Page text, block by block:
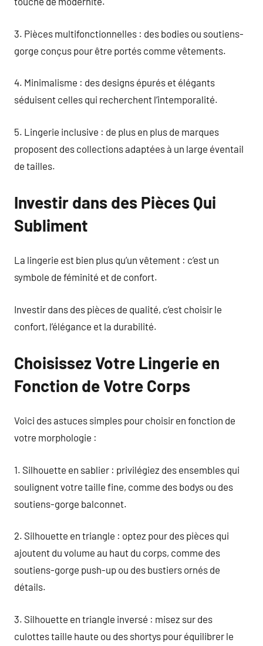
3. Pièces multifonctionnelles : des bodies ou soutiens-
gorge conçus pour être portés comme vêtements.
4. Minimalisme : des designs épurés et élégants
séduisent celles qui recherchent l’intemporalité.
5. Lingerie inclusive : de plus en plus de marques
proposent des collections adaptées à un large éventail
de tailles.
Investir dans des Pièces Qui
Subliment
La lingerie est bien plus qu’un vêtement : c’est un
symbole de féminité et de confort.
Investir dans des pièces de qualité, c’est choisir le
confort, l’élégance et la durabilité.
Choisissez Votre Lingerie en
Fonction de Votre Corps
Voici des astuces simples pour choisir en fonction de
votre morphologie :
1. Silhouette en sablier : privilégiez des ensembles qui
soulignent votre taille fine, comme des bodys ou des
soutiens-gorge balconnet.
2. Silhouette en triangle : optez pour des pièces qui
ajoutent du volume au haut du corps, comme des
soutiens-gorge push-up ou des bustiers ornés de
détails.
3. Silhouette en triangle inversé : misez sur des
culottes taille haute ou des shortys pour équilibrer le